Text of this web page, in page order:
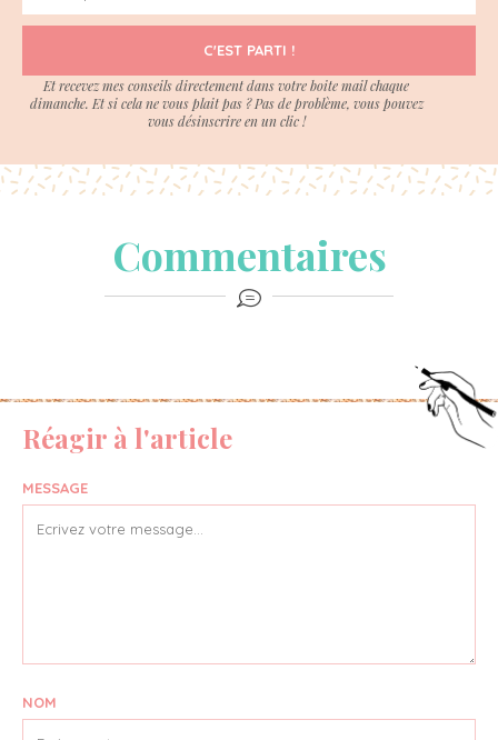
C'EST PARTI !
Et recevez mes conseils directement dans votre boite mail chaque
dimanche. Et si cela ne vous plait pas ? Pas de problème, vous pouvez
vous désinscrire en un clic !
Commentaires
Réagir à l'article
MESSAGE
NOM